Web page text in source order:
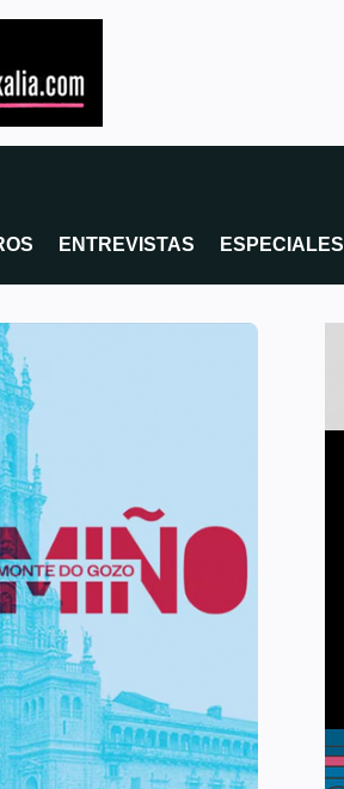
ENTREVISTAS ESPECIALES